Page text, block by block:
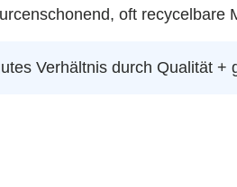
oft recycelbare
Verhältnis durch Qualität +